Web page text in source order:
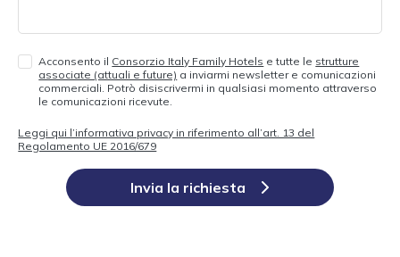
Acconsento il Consorzio Italy Family Hotels e tutte le strutture
associate (attuali e future) a inviarmi newsletter e comunicazioni
commerciali. Potrò disiscrivermi in qualsiasi momento attraverso
le comunicazioni ricevute.
Leggi qui l’informativa privacy in riferimento all’art. 13 del
Regolamento UE 2016/679
Invia la richiesta